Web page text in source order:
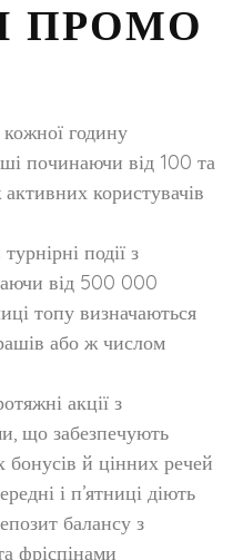
ПРОМО
кожної годину
починаючи від 100 та
користувачів
турнірні події з
від 500 000
топу визначаються
або ж числом
акції з
що забезпечують
бонусів й цінних речей
і п’ятниці діють
балансу з
фріспінами